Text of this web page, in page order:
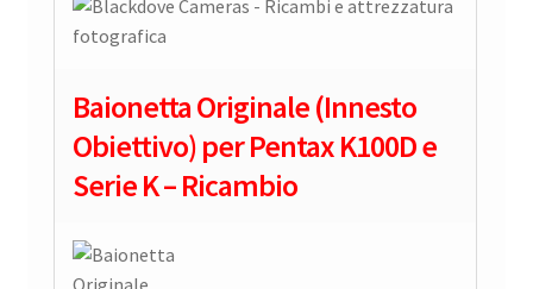
Baionetta Originale (Innesto
Obiettivo) per Pentax K100D e
Serie K – Ricambio